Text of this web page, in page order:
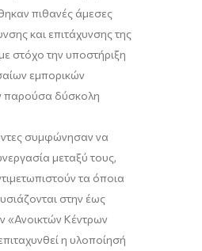
πιθανές άμεσες
και επιτάχυνσης της
στόχο την υποστήριξη
εμπορικών
παρούσα δύσκολη
συμφώνησαν να
μεταξύ τους,
τα όποια
στην έως
«Ανοικτών Κέντρων
η υλοποίησή